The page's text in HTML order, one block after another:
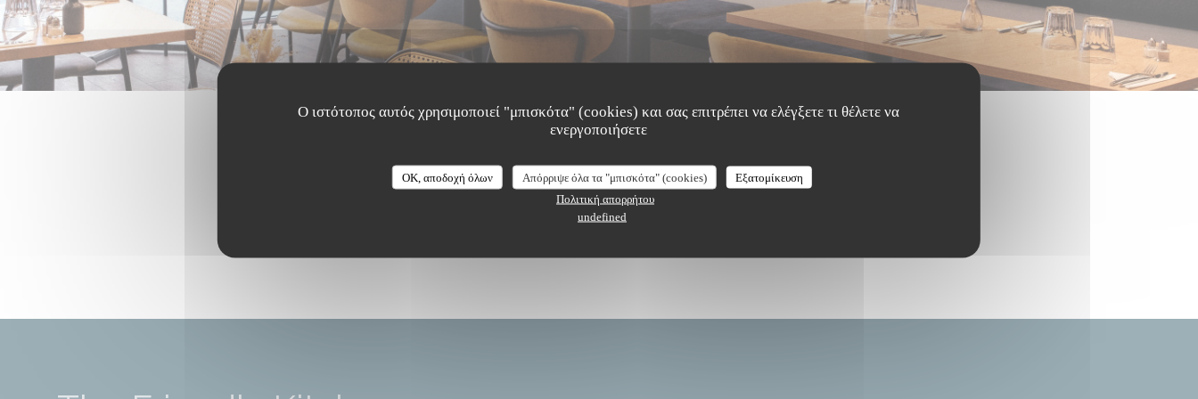
Ο ιστότοπος αυτός χρησιμοποιεί "μπισκότα" (cookies) και σας επιτρέπει να ελέγξετε τι θέλετε να
ενεργοποιήσετε
OK, αποδοχή όλων Απόρριψε όλα τα "μπισκότα" (cookies)
Εξατομίκευση
Πολιτική απορρήτου
undefined
The Friendly Kitchen